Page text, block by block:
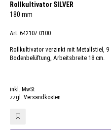
Rollkultivator SILVER
180 mm
Art. 642107.0100
Rollkultivator verzinkt mit Metallstiel, 9
Bodenbelüftung, Arbeitsbreite 18 cm.
inkl. MwSt
zzgl. Versandkosten